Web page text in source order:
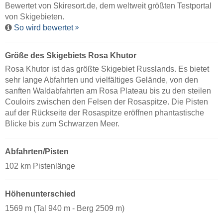
Bewertet von Skiresort.de, dem weltweit größten Testportal
von Skigebieten.
So wird bewertet
Größe des Skigebiets Rosa Khutor
Rosa Khutor ist das größte Skigebiet Russlands. Es bietet
sehr lange Abfahrten und vielfältiges Gelände, von den
sanften Waldabfahrten am Rosa Plateau bis zu den steilen
Couloirs zwischen den Felsen der Rosaspitze. Die Pisten
auf der Rückseite der Rosaspitze eröffnen phantastische
Blicke bis zum Schwarzen Meer.
Abfahrten/Pisten
102 km Pistenlänge
Höhenunterschied
1569 m (Tal 940 m - Berg 2509 m)